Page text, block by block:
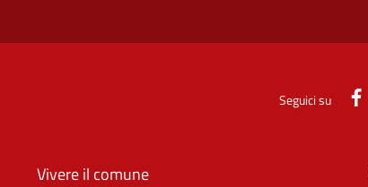
Seguici su
Vivere il comune